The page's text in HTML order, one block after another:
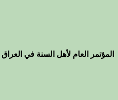
المؤتمر العام لأهل السنة في العراق